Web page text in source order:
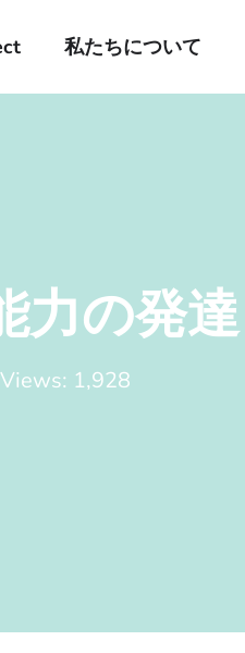
私たちについて
力の発達
1,928